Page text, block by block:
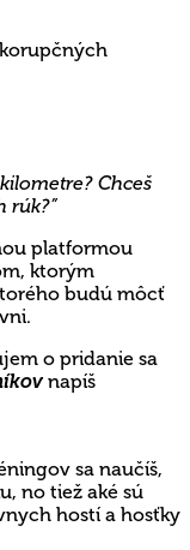
Chceš
rúk?”
platformou
ktorým
budú môcť
o pridanie sa
napíš
sa naučíš,
no tiež aké sú
hostí a hosťky